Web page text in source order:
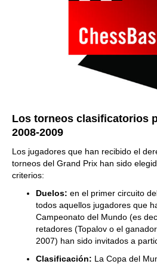
Los torneos clasificatorios
2008-2009
Los jugadores que han recibido el
torneos del Grand Prix han sido
criterios:
Duelos: en el primer circuito
todos aquellos jugadores que
Campeonato del Mundo (es
retadores (Topalov o el
2007) han sido invitados a
Clasificación: La Copa del